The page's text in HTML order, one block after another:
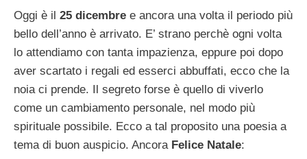
Oggi è il 25 dicembre e ancora una volta il periodo più
bello dell’anno è arrivato. E’ strano perchè ogni volta
lo attendiamo con tanta impazienza, eppure poi dopo
aver scartato i regali ed esserci abbuffati, ecco che la
noia ci prende. Il segreto forse è quello di viverlo
come un cambiamento personale, nel modo più
spirituale possibile. Ecco a tal proposito una poesia a
tema di buon auspicio. AncoraFelice Natale: